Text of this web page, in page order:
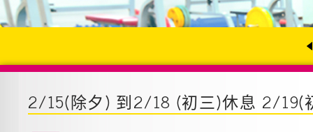
2/15(除夕) 到2/18 (初三)休息 2/19(